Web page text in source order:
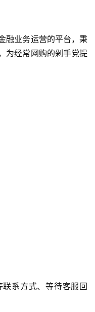
融业务运营的平台，秉
为经常网购的剁手党提
系方式、等待客服回